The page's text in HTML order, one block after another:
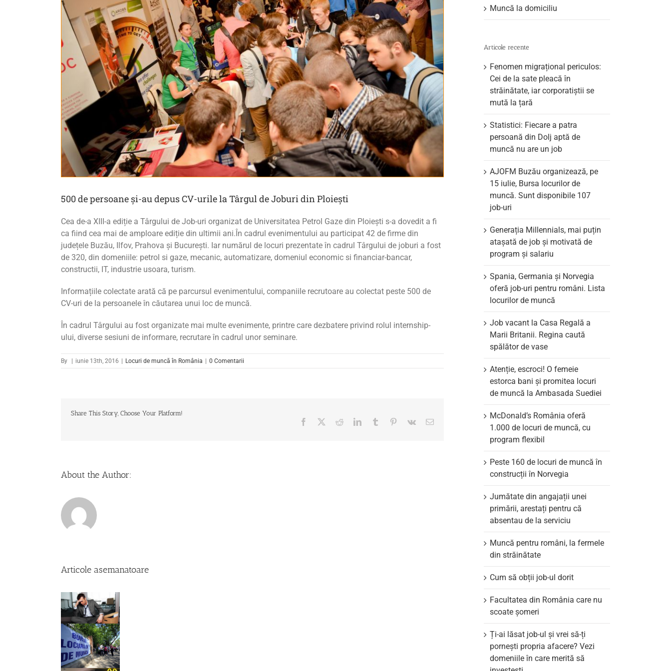
500 de persoane și-au depus CV-urile la Târgul de Joburi din Ploiești
Cea de-a XIII-a ediție a Târgului de Job-uri organizat de Universitatea Petrol Gaze din Ploiești s-a dovedit a fi
ca fiind cea mai de amploare ediție din ultimii ani.În cadrul evenimentului au participat 42 de firme din
județele Buzău, Ilfov, Prahova și București. Iar numărul de locuri prezentate în cadrul Târgului de joburi a fost
de 320, din domeniile: petrol si gaze, mecanic, automatizare, domeniul economic si financiar-bancar,
constructii, IT, industrie usoara, turism.
Informațiile colectate arată că pe parcursul evenimentului, companiile recrutoare au colectat peste 500 de
CV-uri de la persoanele în căutarea unui loc de muncă.
În cadrul Târgului au fost organizate mai multe evenimente, printre care dezbatere privind rolul internship-
ului, diverse sesiuni de informare, recrutare în cadrul unor seminare.
By | iunie 13th, 2016 | Locuri de muncă în România | 0 Comentarii
Share This Story, Choose Your Platform!
Facebook RedditLinkedInTumblr Pinterest
Vk Email
About the Author:
Articole asemanatoare
Muncă la domiciliu
Articole recente
Fenomen migrațional periculos:
Cei de la sate pleacă în
străinătate, iar corporatiștii se
mută la țară
Statistici: Fiecare a patra
persoană din Dolj aptă de
muncă nu are un job
AJOFM Buzău organizează, pe
15 iulie, Bursa locurilor de
muncă. Sunt disponibile 107
job-uri
Generația Millennials, mai puțin
atașată de job și motivată de
program și salariu
Spania, Germania și Norvegia
oferă job-uri pentru români. Lista
locurilor de muncă
Job vacant la Casa Regală a
Marii Britanii. Regina caută
spălător de vase
Atenție, escroci! O femeie
estorca bani și promitea locuri
de muncă la Ambasada Suediei
McDonald’s România oferă
1.000 de locuri de muncă, cu
program flexibil
Peste 160 de locuri de muncă în
construcții în Norvegia
Jumătate din angajații unei
primării, arestați pentru că
absentau de la serviciu
Muncă pentru români, la fermele
din străinătate
Cum să obții job-ul dorit
Facultatea din România care nu
scoate şomeri
Ți-ai lăsat job-ul și vrei să-ți
pornești propria afacere? Vezi
domeniile în care merită să